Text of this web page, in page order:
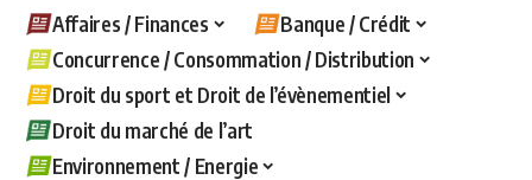
Affaires / Finances
Banque / Crédit
Concurrence / Consommation / Distribution
Droit du sport et Droit de l’évènementiel
Droit du marché de l’art
Environnement / Energie